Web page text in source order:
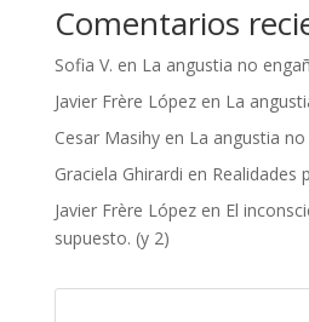
Comentarios
Sofia V. en La angustia no
Javier Frère Lópezen La
Cesar Masihyen La angustia
Graciela Ghirardi en Realidades
Javier Frère Lópezen El
supuesto. (y 2)